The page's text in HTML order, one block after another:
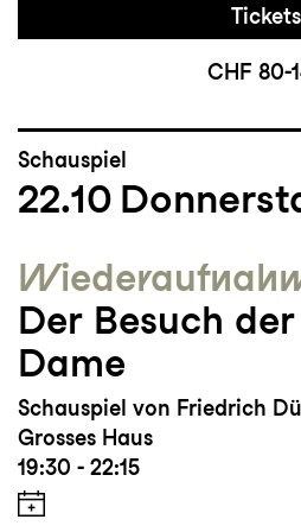
Tickets
CHF 80-
Schauspiel
22.10
Der Besuch
Dame
Schauspiel von Friedrich
Grosses Haus
19:30 - 22:15